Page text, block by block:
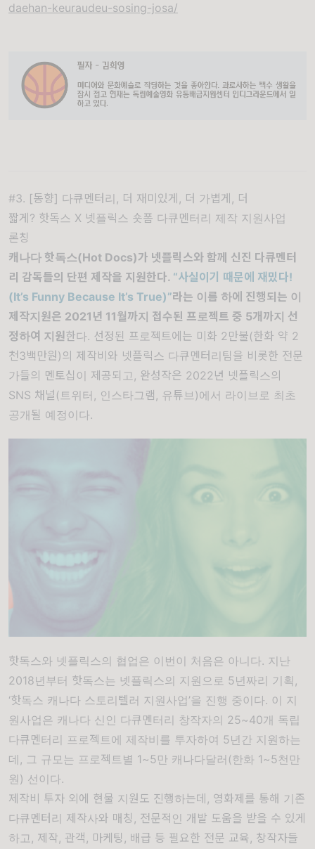
daehan-keuraudeu-sosing-josa/
#3. [동향] 다큐멘터리, 더 재미있게, 더 가볍게, 더
짧게? 핫독스 X 넷플릭스 숏폼 다큐멘터리 제작 지원사업
론칭
캐나다 핫독스(Hot Docs)가 넷플릭스와 함께 신진 다큐멘터
리 감독들의 단편 제작을 지원한다. “사실이기 때문에 재밌다!
(It’s Funny Because It’s True)”라는 이름 하에 진행되는 이
제작지원은 2021 년 11월까지 접수된 프로젝트 중 5개까지 선
정하여 지원한다. 선정된 프로젝트에는 미화 2만불(한화 약 2
천3백만원)의 제작비와 넷플릭스 다큐멘터리팀을 비롯한 전문
가들의 멘토십이 제공되고, 완성작은 2022년 넷플릭스의
SNS 채널(트위터, 인스타그램, 유튜브)에서 라이브로 최초
공개될 예정이다.
핫독스와 넷플릭스의 협업은 이번이 처음은 아니다. 지난
2018년부터 핫독스는 넷플릭스의 지원으로 5년짜리 기획 ,
‘핫독스 캐나다 스토리텔러 지원사업’을 진행 중이다. 이 지
원사업은 캐나다 신인 다큐멘터리 창작자의 25~40개 독립
다큐멘터리 프로젝트에 제작비를 투자하여 5년간 지원하는
데 , 그 규모는 프로젝트별 1~5만 캐나다달러 (한화 1~5천만
원) 선이다.
제작비 투자 외에 현물 지원도 진행하는데 , 영화제를 통해 기존
다큐멘터리 제작사와 매칭 , 전문적인 개발 도움을 받을 수 있게
하고 , 제작, 관객 , 마케팅 , 배급 등 필요한 전문 교육, 창작자들